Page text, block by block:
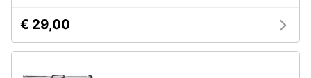
Minipimer
Estrattore
€ 29,00